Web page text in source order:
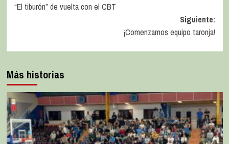
“El tiburón” de vuelta con el CBT
Siguiente:
¡Comenzamos equipo taronja!
Más historias